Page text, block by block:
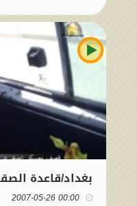
بغداد/قاعدة الصقر26-5-
00:00 2007-05-26